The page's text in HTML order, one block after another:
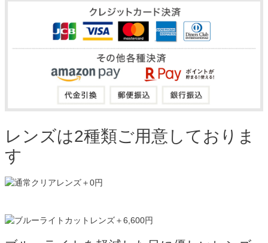
レンズは2種類ご用意しておりま
す